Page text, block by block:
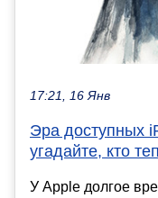
17:21, 16 Янв
Эра доступных
угадайте, кто
У Apple долгое